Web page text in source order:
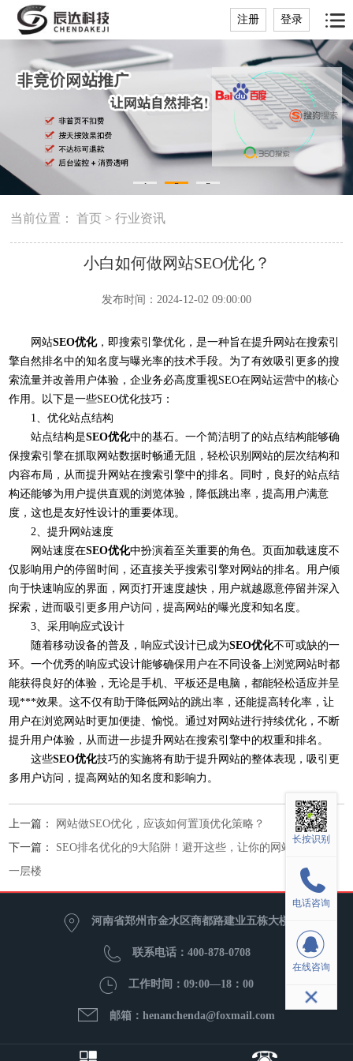
注册 登录
1 2 3
当前位置：首页 >行业资讯
小白如何做网站SEO优化？
发布时间：2024-12-02 09:00:00
网站SEO优化，即搜索引擎优化，是一种旨在提升网站在搜索引
擎自然排名中的知名度与曝光率的技术手段。为了有效吸引更多的搜
索流量并改善用户体验，企业务必高度重视SEO在网站运营中的核心
作用。以下是一些SEO优化技巧：
1、优化站点结构
站点结构是SEO优化中的基石。一个简洁明了的站点结构能够确
保搜索引擎在抓取网站数据时畅通无阻，轻松识别网站的层次结构和
内容布局，从而提升网站在搜索引擎中的排名。同时，良好的站点结
构还能够为用户提供直观的浏览体验，降低跳出率，提高用户满意
度，这也是友好性设计的重要体现。
2、提升网站速度
网站速度在SEO优化中扮演着至关重要的角色。页面加载速度不
仅影响用户的停留时间，还直接关乎搜索引擎对网站的排名。用户倾
向于快速响应的界面，网页打开速度越快，用户就越愿意停留并深入
探索，进而吸引更多用户访问，提高网站的曝光度和知名度。
3、采用响应式设计
随着移动设备的普及，响应式设计已成为SEO优化不可或缺的一
环。一个优秀的响应式设计能够确保用户在不同设备上浏览网站时都
能获得良好的体验，无论是手机、平板还是电脑，都能轻松适应并呈
现***效果。这不仅有助于降低网站的跳出率，还能提高转化率，让
用户在浏览网站时更加便捷、愉悦。通过对网站进行持续优化，不断
提升用户体验，从而进一步提升网站在搜索引擎中的权重和排名。
这些SEO优化技巧的实施将有助于提升网站的整体表现，吸引更
多用户访问，提高网站的知名度和影响力。
上一篇：
网站做SEO优化，应该如何置顶优化策略？
下一篇： SEO排名优化的9大陷阱！避开这些，让你的网站排名更上
一层楼
河南省郑州市金水区商都路建业五栋大楼
联系电话：400-878-0708
工作时间：09:00—18：00
邮箱：henanchenda@foxmail.com
长按识别
电话咨询
在线咨询